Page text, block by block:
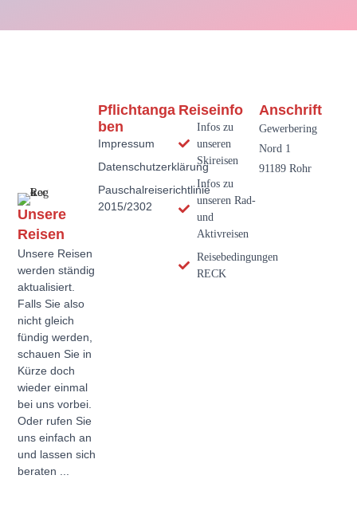
Unsere
Reisen
Unsere Reisen
werden ständig
aktualisiert.
Falls Sie also
nicht gleich
fündig werden,
schauen Sie in
Kürze doch
wieder einmal
bei uns vorbei.
Oder rufen Sie
uns einfach an
und lassen sich
beraten ...
Reiseinfo
Infos zu
unseren
Skireisen
Infos zu
unseren Rad-
und
Aktivreisen
Reisebedingungen
RECK
Pflichtanga
Ben
Impressum
Datenschutzerklärung
Pauschalreiserichtlinie
2015/2302
Anschrift
Gewerbering
Nord 1
91189 Rohr